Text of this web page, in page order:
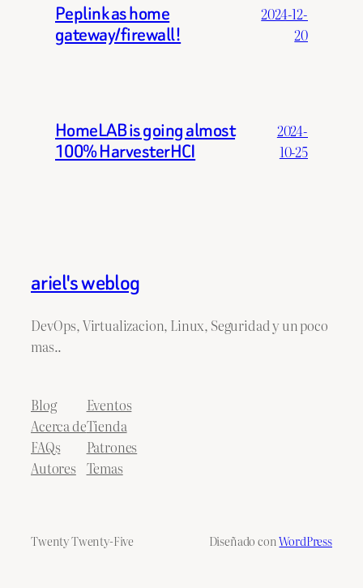
Peplink as home
gateway/firewall!
2024-12-
20
HomeLAB is going almost
100% HarvesterHCI
2024-
10-25
ariel's weblog
DevOps, Virtualizacion, Linux, Seguridad y un poco
mas..
Blog
Acerca de
FAQs
Autores
Eventos
Tienda
Patrones
Temas
Twenty Twenty-Five Diseñado conWordPress